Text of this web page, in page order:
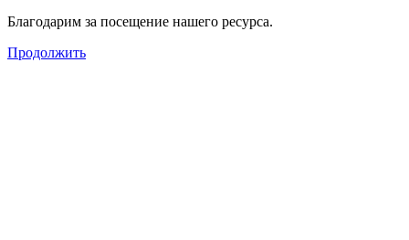
Благодарим за посещение нашего ресурса.
Продолжить